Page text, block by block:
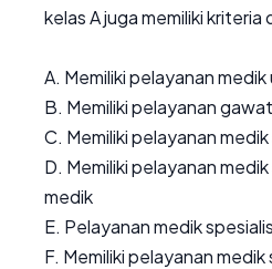
kelas A juga memiliki
A. Memiliki pelayanan medik
B. Memiliki pelayanan
C. Memiliki pelayanan
D. Memiliki pelayanan
medik
E. Pelayanan medik
F. Memiliki pelayanan